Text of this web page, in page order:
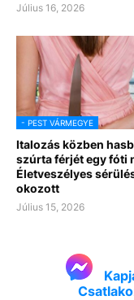
Július 16, 2026
- PEST VÁRMEGYE
Italozás közben
szúrta férjét egy fóti
Életveszélyes
okozott
Július 15, 2026